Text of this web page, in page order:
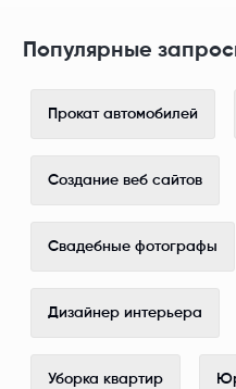
Популярные
Прокат автомобилей
Создание веб сайтов
Свадебные фотографы
Дизайнер интерьера
Уборка квартир